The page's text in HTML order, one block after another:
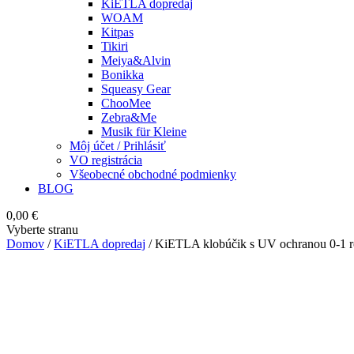
KiETLA dopredaj
WOAM
Kitpas
Tikiri
Meiya&Alvin
Bonikka
Squeasy Gear
ChooMee
Zebra&Me
Musik für Kleine
Môj účet / Prihlásiť
VO registrácia
Všeobecné obchodné podmienky
BLOG
0,00 €
Vyberte stranu
Domov /KiETLA dopredaj / KiETLA klobúčik s UV ochranou 0-1